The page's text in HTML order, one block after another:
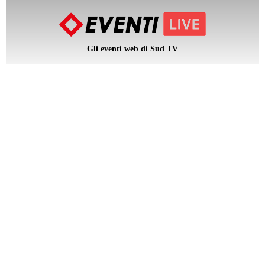
Gli eventi web di Sud TV